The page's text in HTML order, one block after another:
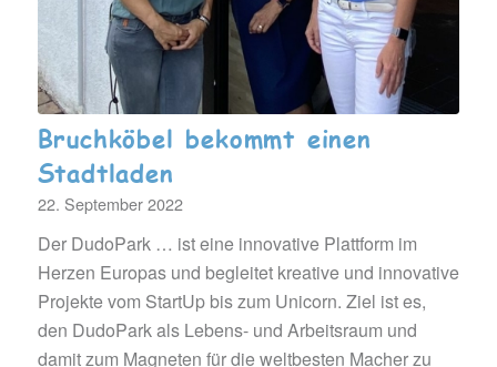
Bruchköbel bekommt einen
Stadtladen
22. September 2022
Der DudoPark … ist eine innovative Plattform im
Herzen Europas und begleitet kreative und innovative
Projekte vom StartUp bis zum Unicorn. Ziel ist es,
den DudoPark als Lebens- und Arbeitsraum und
damit zum Magneten für die weltbesten Macher zu